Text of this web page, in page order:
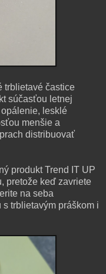
trblietavé častice
súčasťou letnej
lesklé
menšie a
distribuovať
produkt Trend IT UP
pretože keď zavriete
na seba
trblietavým práškom i